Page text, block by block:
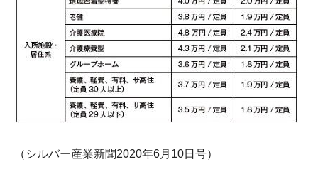
（シルバー産業新聞2020年6月10日号）